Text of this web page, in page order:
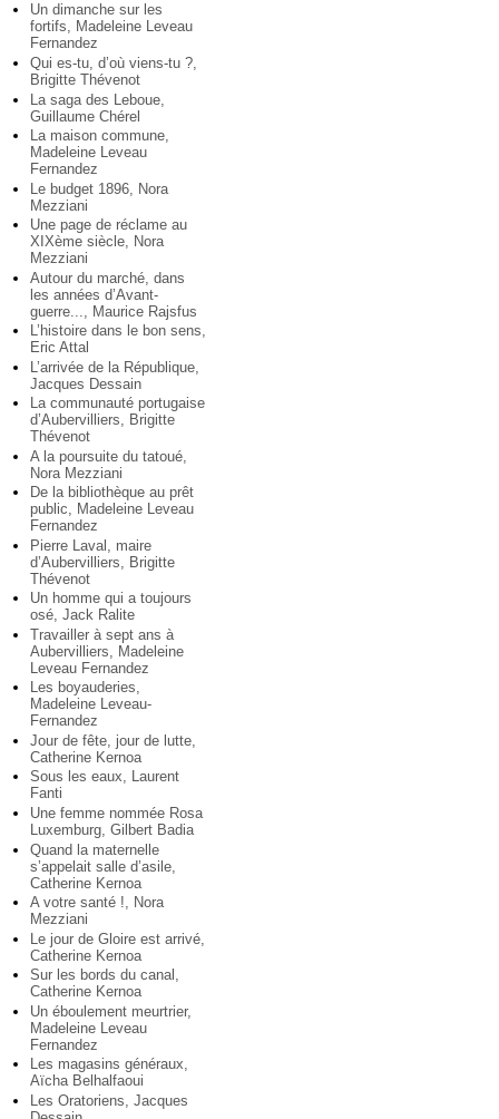
Un dimanche sur les
fortifs, Madeleine Leveau
Fernandez
Qui es-tu, d’où viens-tu ?,
Brigitte Thévenot
La saga des Leboue,
Guillaume Chérel
La maison commune,
Madeleine Leveau
Fernandez
Le budget 1896, Nora
Mezziani
Une page de réclame au
XIXème siècle, Nora
Mezziani
Autour du marché, dans
les années d’Avant-
guerre..., Maurice Rajsfus
L’histoire dans le bon sens,
Eric Attal
L’arrivée de la République,
Jacques Dessain
La communauté portugaise
d’Aubervilliers, Brigitte
Thévenot
A la poursuite du tatoué,
Nora Mezziani
De la bibliothèque au prêt
public, Madeleine Leveau
Fernandez
Pierre Laval, maire
d’Aubervilliers, Brigitte
Thévenot
Un homme qui a toujours
osé, Jack Ralite
Travailler à sept ans à
Aubervilliers, Madeleine
Leveau Fernandez
Les boyauderies,
Madeleine Leveau-
Fernandez
Jour de fête, jour de lutte,
Catherine Kernoa
Sous les eaux, Laurent
Fanti
Une femme nommée Rosa
Luxemburg, Gilbert Badia
Quand la maternelle
s’appelait salle d’asile,
Catherine Kernoa
A votre santé !, Nora
Mezziani
Le jour de Gloire est arrivé,
Catherine Kernoa
Sur les bords du canal,
Catherine Kernoa
Un éboulement meurtrier,
Madeleine Leveau
Fernandez
Les magasins généraux,
Aïcha Belhalfaoui
Les Oratoriens, Jacques